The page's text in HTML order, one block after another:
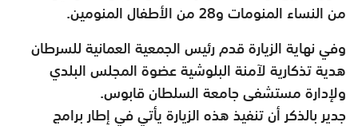
من النساء المنومات و28 من الأطفال المنومين.
وفي نهاية الزيارة قدم رئيس الجمعية العمانية للسرطان
هدية تذكارية لآمنة البلوشية عضوة المجلس البلدي
ولإدارة مستشفى جامعة السلطان قابوس.
جدير بالذكر أن تنفيذ هذه الزيارة يأتي في إطار برامج